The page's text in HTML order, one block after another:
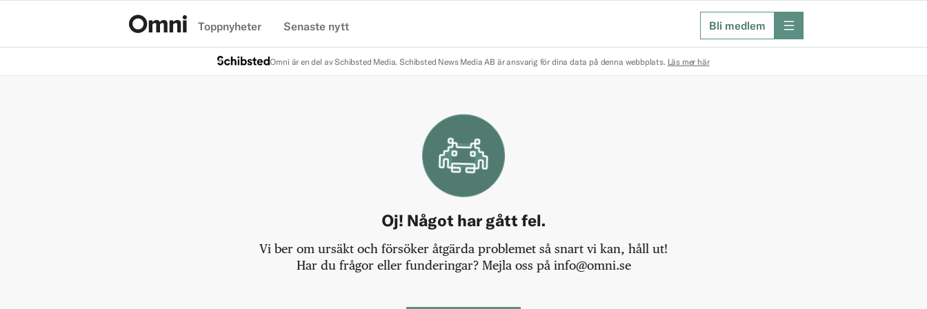
Toppnyheter Senaste nytt Bli medlem meny
Omni är en del av Schibsted Media. Schibsted News Media AB är ansvarig för dina data på denna webbplats. Läs mer här
Oj! Något har gått fel.
Vi ber om ursäkt och försöker åtgärda problemet så snart vi kan, håll ut!
Har du frågor eller funderingar? Mejla oss på info@omni.se